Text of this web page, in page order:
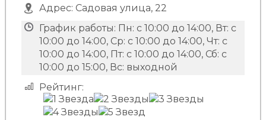
Адрес: Садовая улица, 22
График работы: Пн: с 10:00 до 14:00, Вт: с
10:00 до 14:00, Ср: с 10:00 до 14:00, Чт: с
10:00 до 14:00, Пт: с 10:00 до 14:00, Сб: с
10:00 до 15:00, Вс: выходной
Рейтинг: